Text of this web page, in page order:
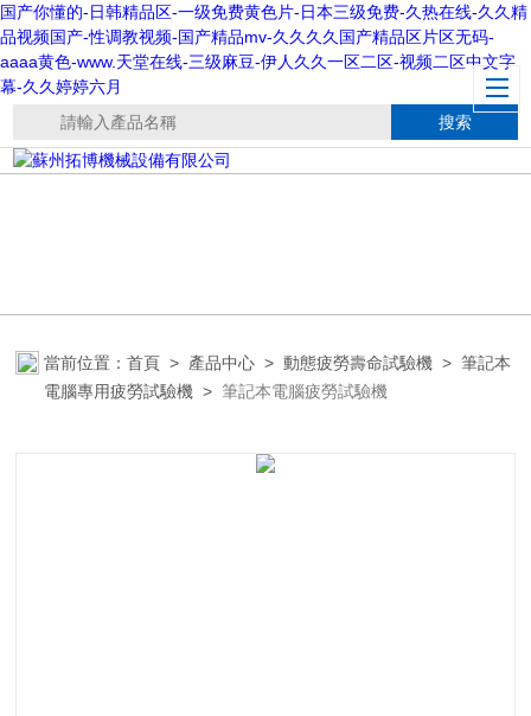
国产你懂的-日韩精品区-一级免费黄色片-日本三级免费-久热在线-久久精
品视频国产-性调教视频-国产精品mv-久久久久国产精品区片区无码-
aaaa黄色-www.天堂在线-三级麻豆-伊人久久一区二区-视频二区中文字
幕-久久婷婷六月
當前位置：首頁 > 產品中心 >動態疲勞壽命試驗機 >筆記本
電腦專用疲勞試驗機 > 筆記本電腦疲勞試驗機